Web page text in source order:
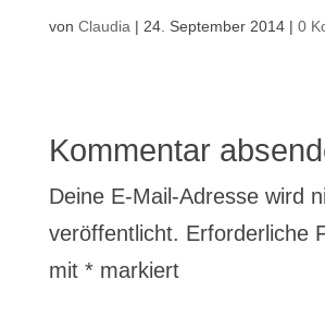
von Claudia | 24. September 2014| 0
Kommentar
Deine E-Mail-Adresse wird
veröffentlicht. Erforderliche
mit *markiert